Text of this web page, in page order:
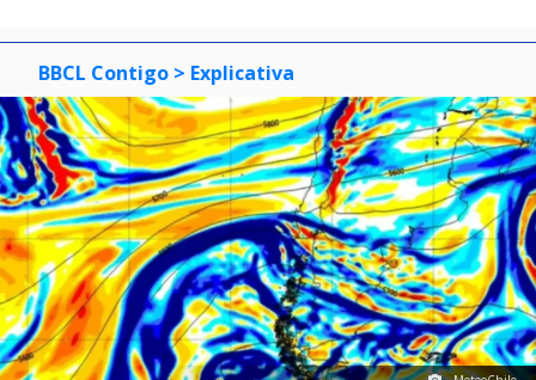
BBCL Contigo > Explicativa